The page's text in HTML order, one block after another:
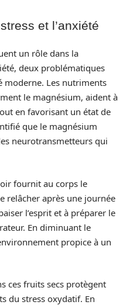
et l’anxiété
un rôle dans la
deux problématiques
moderne. Les nutriments
le magnésium, aident à
en favorisant un état de
que le magnésium
neurotransmetteurs qui
fournit au corps le
relâcher après une journée
l’esprit et à préparer le
En diminuant le
propice à un
ces fruits secs protègent
du stress oxydatif. En